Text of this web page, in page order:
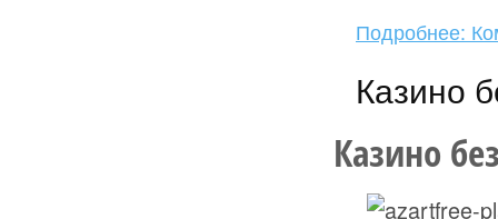
Подробнее:
Казино
Казино